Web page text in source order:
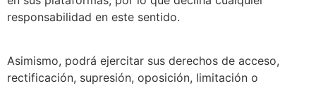
responsabilidad en este sentido.
Asimismo, podrá ejercitar sus derechos de acceso,
rectificación, supresión, oposición, limitación o